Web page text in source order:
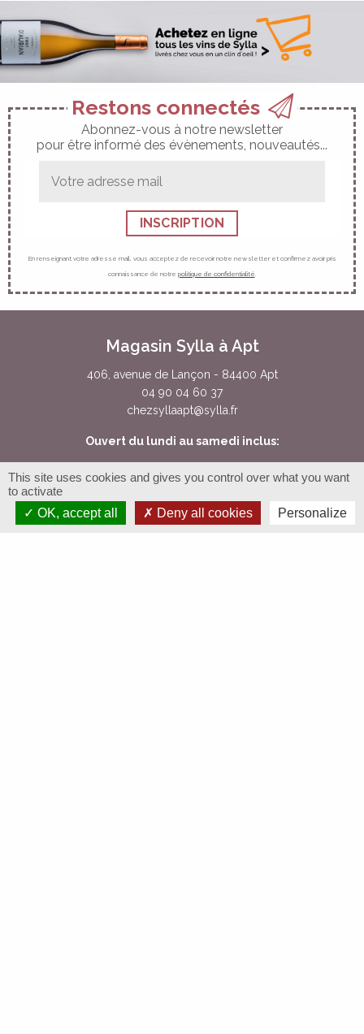
Restons connectés
Abonnez-vous à notre newsletter
pour être informé des évènements, nouveautés...
En renseignant votre adresse mail, vous acceptez de recevoir notre newsletter et confirmez avoir pris
connaissance de notre politique de confidentialité.
Magasin Sylla à Apt
406, avenue de Lançon - 84400 Apt
04 90 04 60 37
chezsyllaapt@sylla.fr
Ouvert du lundi au samedi inclus:
9h-12h30 / 14h30-19h00
Magasin Sylla à Cavaillon
This site uses cookies and gives you control over what you want
to activate
OK, accept all
Deny all cookies Personalize